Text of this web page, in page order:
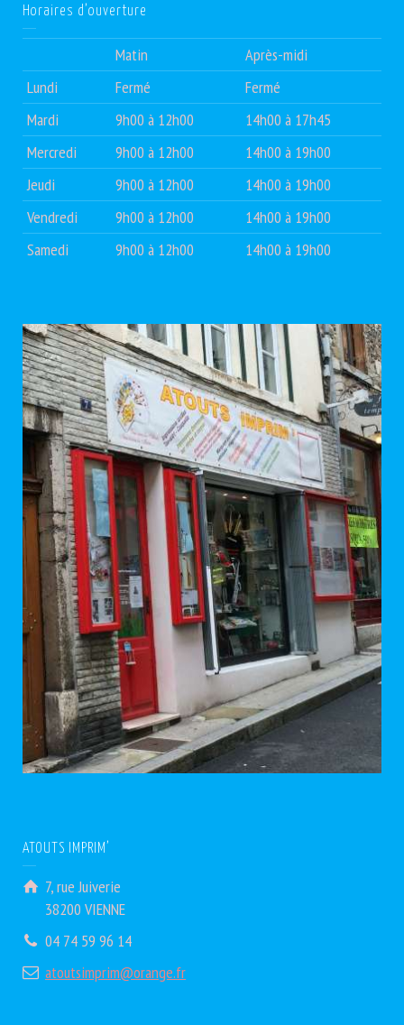
Horaires d’ouverture
Matin
Après-midi
Lundi
Fermé
Fermé
Mardi
9h00 à 12h00
14h00 à 17h45
Mercredi
9h00 à 12h00
14h00 à 19h00
Jeudi
9h00 à 12h00
14h00 à 19h00
Vendredi
9h00 à 12h00
14h00 à 19h00
Samedi
9h00 à 12h00 14h00 à 19h00
ATOUTS IMPRIM’
7, rue Juiverie
38200 VIENNE
04 74 59 96 14
atoutsimprim@orange.fr